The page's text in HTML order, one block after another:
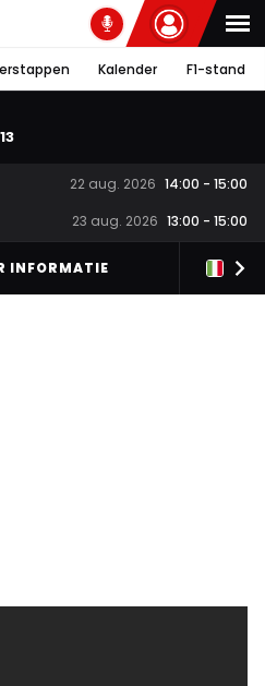
Kalender F1-stand
12
22 aug. 2026 14:00 - 15:00
23 aug. 2026 13:00 - 15:00
INFORMATIE